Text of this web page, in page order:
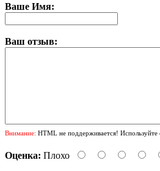
Ваше Имя:
Ваш отзыв:
Внимание: HTML не поддерживается! Используйте
Оценка: Плохо